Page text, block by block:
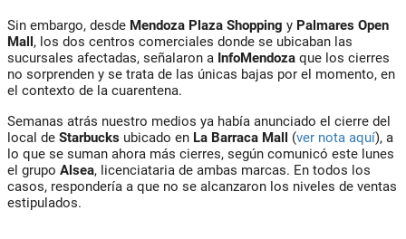
Sin embargo, desde Mendoza Plaza Shopping y Palmares Open
Mall, los dos centros comerciales donde se ubicaban las
sucursales afectadas, señalaron a InfoMendoza que los cierres
no sorprenden y se trata de las únicas bajas por el momento, en
el contexto de la cuarentena.
Semanas atrás nuestro medios ya había anunciado el cierre del
local de Starbucks ubicado en La Barraca Mall (ver nota aquí), a
lo que se suman ahora más cierres, según comunicó este lunes
el grupo Alsea, licenciataria de ambas marcas. En todos los
casos, respondería a que no se alcanzaron los niveles de ventas
estipulados.